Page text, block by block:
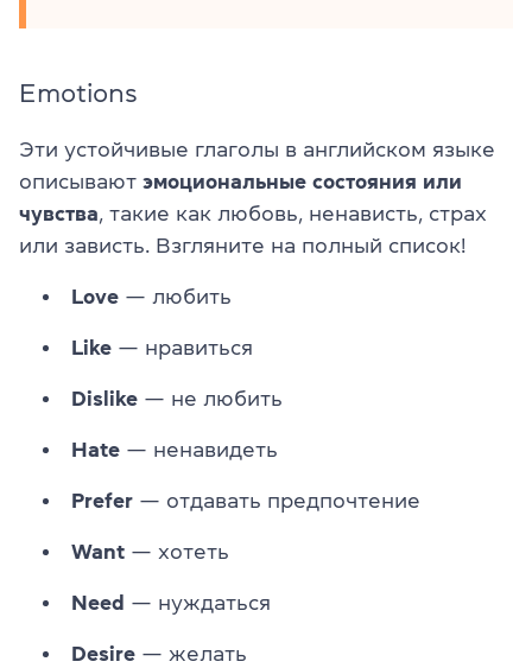
Emotions
Эти устойчивые глаголы в английском языке
описывают эмоциональные состояния или
чувства, такие как любовь, ненависть, страх
или зависть. Взгляните на полный список!
Love — любить
Like — нравиться
Dislike — не любить
Hate — ненавидеть
Prefer — отдавать предпочтение
Want — хотеть
Need — нуждаться
Desire — желать